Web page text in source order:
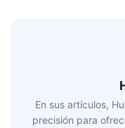
En sus artículos,
precisión para